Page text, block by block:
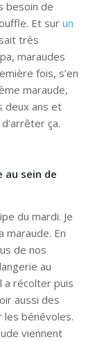
besoin de
Et sur un
très
maraudes
fois, s’en
maraude,
deux ans et
ça.
au sein de
du mardi. Je
maraude. En
de nos
au
a récolter puis
aussi des
bénévoles.
viennent